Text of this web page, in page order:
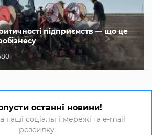
підприємств — що це
останні новини!
наші соціальні мережі та e-mail
розсилку.